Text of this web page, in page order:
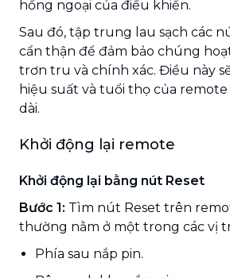
hồng ngoại của điều khiển.
Sau đó, tập trung lau sạch các
cẩn thận để đảm bảo chúng
trơn tru và chính xác. Điều này
hiệu suất và tuổi thọ của
dài.
Khởi động lại remote
Khởi động lại bằng nút Reset
Bước 1: Tìm nút Reset trên
thường nằm ở một trong các vị
Phía sau nắp pin.